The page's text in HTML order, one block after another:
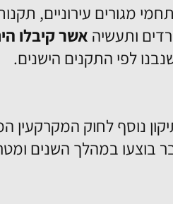
מגורים עירוניים,
ותעשיה אשר קיבלו
לפי התקנים הישנים.
שכבר בוצעו במהלך